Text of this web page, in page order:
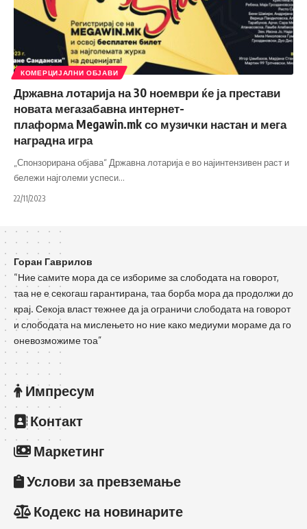
КОМЕРЦИЈАЛНИ ОБЈАВИ
Државна лотарија на 30 ноември ќе ја престави
новата мегазабавна интернет-
плаформа Megawin.mk со музички настан и мега
наградна игра
„Спонзорирана објава“ Државна лотарија е во најинтензивен раст и
бележи најголеми успеси…
22/11/2023
Горан Гаврилов
“Ние самите мора да се избориме за слободата на говорот,
таа не е секогаш гарантирана, таа борба мора да продолжи до
крај. Секоја власт тежнее да ја ограничи слободата на говорот
и слободата на мислењето но ние како медиуми мораме да го
оневозможиме тоа”
Импресум
Контакт
Маркетинг
Услови за превземање
Кодекс на новинарите